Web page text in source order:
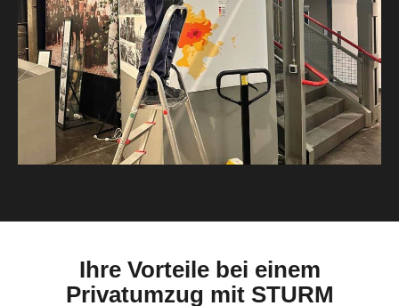
Ihre Vorteile bei einem
Privatumzug mit STURM